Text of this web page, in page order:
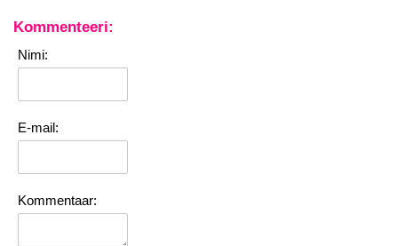
Kommenteeri:
Nimi:
E-mail:
Kommentaar: